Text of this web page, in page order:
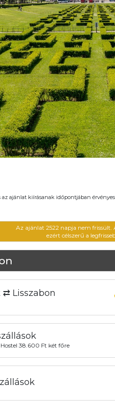
ajánlat kiírásanak időpontjában
Az ajánlat 2522 napja nem
ezért célszerű a
Lisszabon
38.600 Ft két főre